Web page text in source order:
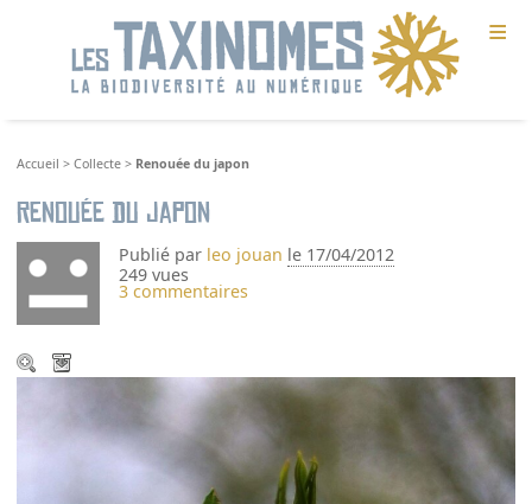
≡
Accueil >Collecte > Renouée du japon
Renouée du japon
Publié par leo jouan le 17/04/2012
249 vues
3 commentaires